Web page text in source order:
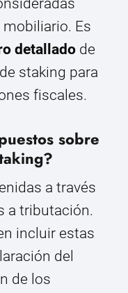
Es
detallado de
staking para
fiscales.
sobre
a través
a tributación.
incluir estas
del
de los